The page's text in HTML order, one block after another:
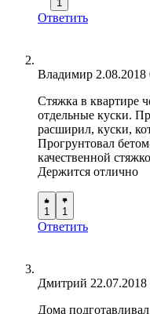
1
Ответить
Владимир 2.08.2018
Стяжка в квартире
отдельные куски.
расширил, куски,
Прогрунтовал
качественной
Держится отлично
1 1
Ответить
Дмитрий 22.07.2018
Дома